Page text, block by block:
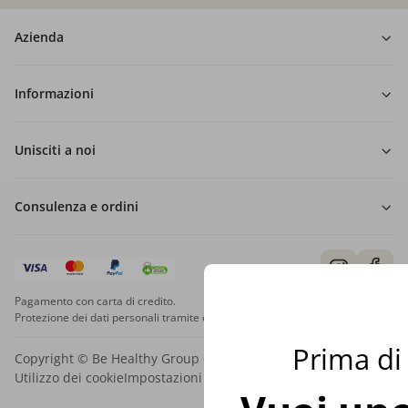
Azienda
Informazioni
Unisciti a noi
Consulenza e ordini
Pagamento con carta di credito.
Protezione dei dati personali tramite crittografia SSL.
Copyright © Be Healthy Group d.o.o. 2012 - 2026
Utilizzo dei cookieImpostazioni dei cookie
Prima